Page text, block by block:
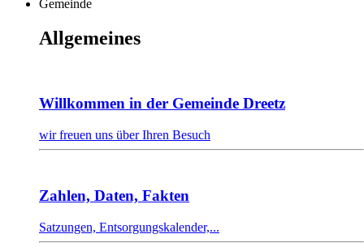
Gemeinde
Allgemeines
Willkommen in der Gemeinde Dreetz
wir freuen uns über Ihren Besuch
Zahlen, Daten, Fakten
Satzungen, Entsorgungskalender,...